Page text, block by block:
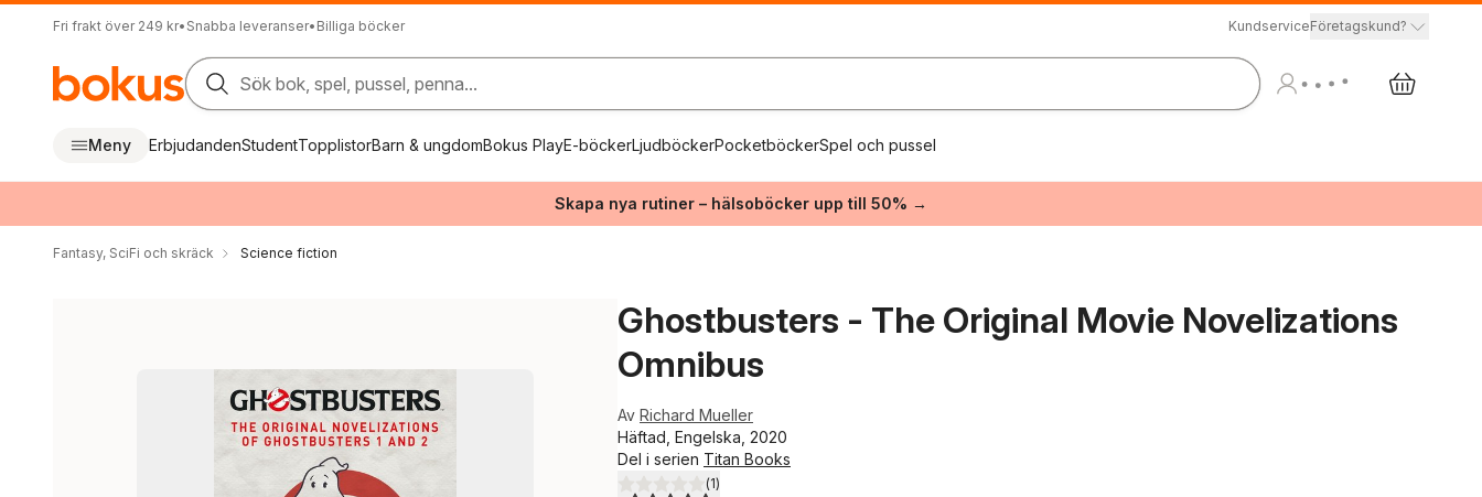
Fri frakt över 249 kr• Snabba leveranser• Billiga böcker KundserviceFöretagskund?
Sök bok, spel, pussel, penna...
Meny ErbjudandenStudentTopplistorBarn & ungdomBokus PlayE-böckerLjudböckerPocketböckerSpel och pussel
Skapa nya rutiner – hälsoböcker upp till 50% →
Fantasy, SciFi och skräck Science fiction
Ghostbusters - The Original Movie Novelizations
Omnibus
Av Richard Mueller
Häftad, Engelska, 2020
Del i serien Titan Books
5,0utav 5 stjärnor. Totalt antal röster:
(1)